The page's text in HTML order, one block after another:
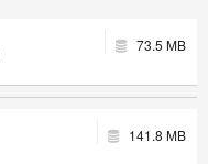
73.5 MB
141.8 MB